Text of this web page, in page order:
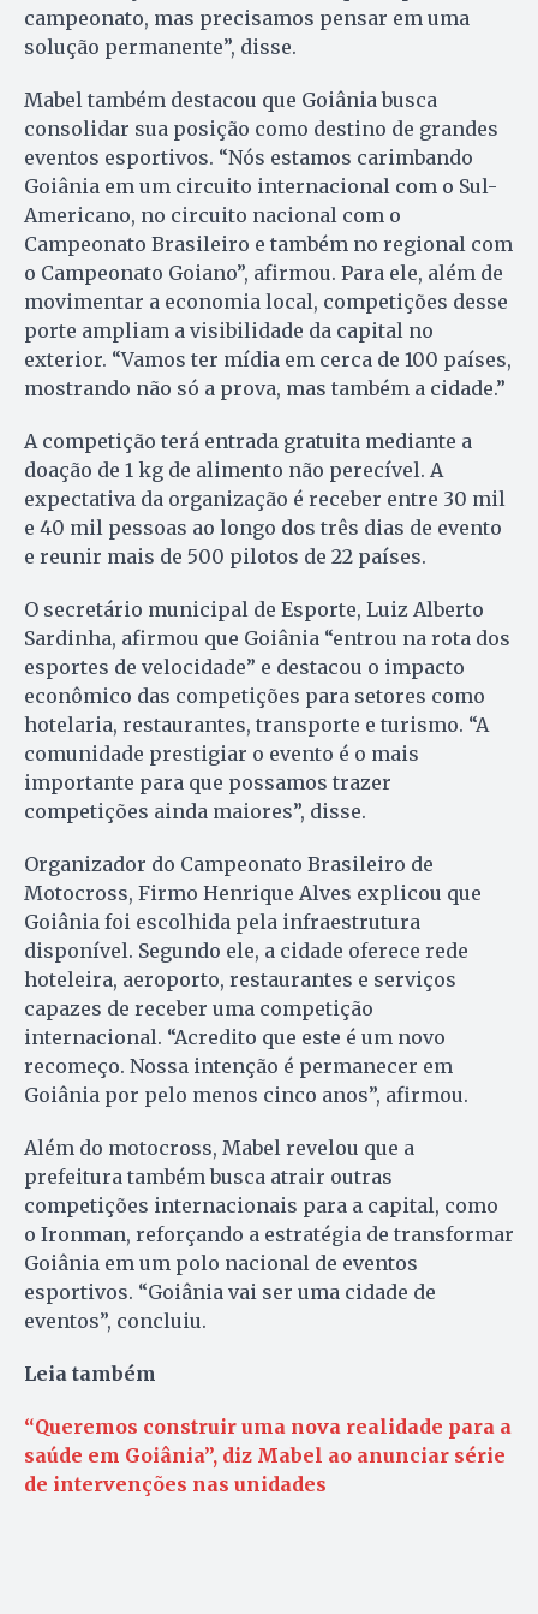
campeonato, mas precisamos pensar em uma
solução permanente”, disse.
Mabel também destacou que Goiânia busca
consolidar sua posição como destino de grandes
eventos esportivos. “Nós estamos carimbando
Goiânia em um circuito internacional com o Sul-
Americano, no circuito nacional com o
Campeonato Brasileiro e também no regional com
o Campeonato Goiano”, afirmou. Para ele, além de
movimentar a economia local, competições desse
porte ampliam a visibilidade da capital no
exterior. “Vamos ter mídia em cerca de 100 países,
mostrando não só a prova, mas também a cidade.”
A competição terá entrada gratuita mediante a
doação de 1 kg de alimento não perecível. A
expectativa da organização é receber entre 30 mil
e 40 mil pessoas ao longo dos três dias de evento
e reunir mais de 500 pilotos de 22 países.
O secretário municipal de Esporte, Luiz Alberto
Sardinha, afirmou que Goiânia “entrou na rota dos
esportes de velocidade” e destacou o impacto
econômico das competições para setores como
hotelaria, restaurantes, transporte e turismo. “A
comunidade prestigiar o evento é o mais
importante para que possamos trazer
competições ainda maiores”, disse.
Organizador do Campeonato Brasileiro de
Motocross, Firmo Henrique Alves explicou que
Goiânia foi escolhida pela infraestrutura
disponível. Segundo ele, a cidade oferece rede
hoteleira, aeroporto, restaurantes e serviços
capazes de receber uma competição
internacional. “Acredito que este é um novo
recomeço. Nossa intenção é permanecer em
Goiânia por pelo menos cinco anos”, afirmou.
Além do motocross, Mabel revelou que a
prefeitura também busca atrair outras
competições internacionais para a capital, como
o Ironman, reforçando a estratégia de transformar
Goiânia em um polo nacional de eventos
esportivos. “Goiânia vai ser uma cidade de
eventos”, concluiu.
Leia também
“Queremos construir uma nova realidade para a
saúde em Goiânia”, diz Mabel ao anunciar série
de intervenções nas unidades